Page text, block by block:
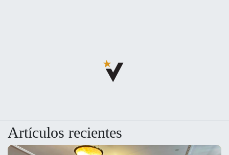
Artículos recientes